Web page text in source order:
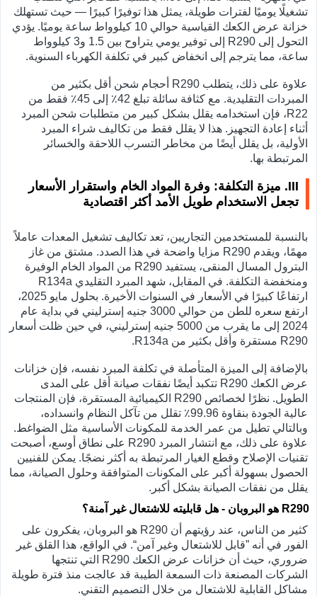
تشغيلًا يوميًا لفترات طويلة، يمثل هذا توفيرًا كبيرًا — حيث تستهلك
خزانة عرض الكعك القياسية حوالي 10 كيلوواط ساعة يوميًا. يؤدي
التحول إلى R290 إلى توفير يومي يتراوح بين 1.5 و3 كيلوواط
ساعة، مما يترجم إلى انخفاض كبير في تكلفة الكهرباء السنوية.
علاوة على ذلك، يتطلب R290 أحجام شحن أقل بكثير من
المبردات التقليدية. مع كثافة سائلة تبلغ 42٪ إلى 45٪ فقط من
R22، فإن استخدامه يقلل بشكل كبير من متطلبات شحن المبرد
أثناء إعادة التجهيز. هذا لا يقلل فقط من تكاليف شراء المبرد
الأولية، بل يقلل أيضًا من مخاطر التسرب اللاحقة والخسائر
المرتبطة بها.
III. ميزة التكلفة: وفرة المواد الخام واستقرار الأسعار
تجعل الاستخدام طويل الأمد أكثر اقتصادية
بالنسبة للمستخدمين التجاريين، تعد تكاليف تشغيل المعدات عاملاً
مهمًا، ويقدم R290 مزايا واضحة في هذا الصدد. مشتق من غاز
البترول المسال المنقى، يستفيد R290 من المواد الخام الوفيرة
ومنخفضة التكلفة. في المقابل، شهد المبرد التقليدي R134a
ارتفاعًا كبيرًا في الأسعار في السنوات الأخيرة. بحلول مايو 2025،
ارتفع سعره للطن من حوالي 3000 جنيه إسترليني في بداية عام
2024 إلى ما يقرب من 5000 جنيه إسترليني، في حين ظلت أسعار
R290 مستقرة وأقل بكثير من R134a.
بالإضافة إلى الميزة المتأصلة في تكلفة المبرد نفسه، فإن خزانات
عرض الكعك R290 تتكبد أيضًا نفقات صيانة أقل على المدى
الطويل. نظرًا لخصائص R290 الكيميائية المستقرة، فإن المنتجات
عالية الجودة بنقاوة 99.96٪ تقلل من تآكل النظام وانسداده،
وبالتالي تطيل من عمر الخدمة للمكونات الأساسية مثل الضواغط.
علاوة على ذلك، مع انتشار المبرد R290 على نطاق أوسع، أصبحت
تقنيات الإصلاح وقطع الغيار المرتبطة به أكثر نضجًا. يمكن للفنيين
الحصول بسهولة أكبر على المكونات المتوافقة وحلول الصيانة، مما
يقلل من نفقات الصيانة بشكل أكبر.
R290 هو البروبان - هل قابليته للاشتعال غير آمنة؟
كثير من الناس، عند رؤيتهم أن R290 هو البروبان، يفكرون على
الفور في أنه ”قابل للاشتعال وغير آمن“. في الواقع، هذا القلق غير
ضروري، حيث أن خزانات عرض الكعك R290 التي تنتجها
الشركات المصنعة ذات السمعة الطيبة قد عالجت منذ فترة طويلة
مشاكل القابلية للاشتعال من خلال التصميم التقني.